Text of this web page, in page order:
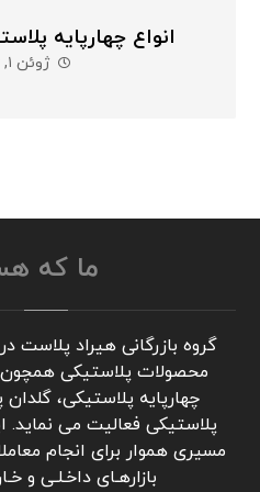
انواع چهارپایه
ژوئن ۱, ۲۰۲۶
ما که
گروه بازرگانی هیراد پلاست
محصولات پلاستیکی همچون
چهارپایه پلاستیکی،
پلاستیکی فعالیت می
مسیری هموار برای انجام
بازارهـای داخـلـی و